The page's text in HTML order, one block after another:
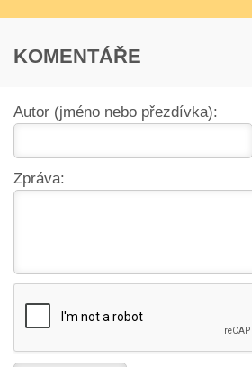
KOMENTÁŘE
Autor (jméno nebo přezdívka):
Zpráva: